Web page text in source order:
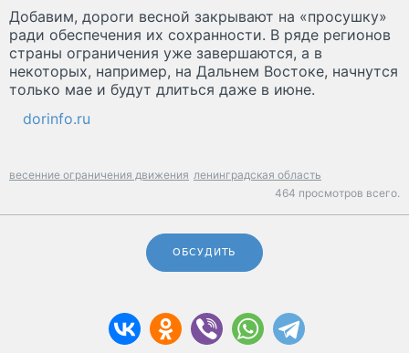
Добавим, дороги весной закрывают на «просушку»
ради обеспечения их сохранности. В ряде регионов
страны ограничения уже завершаются, а в
некоторых, например, на Дальнем Востоке, начнутся
только мае и будут длиться даже в июне.
dorinfo.ru
весенние ограничения движения ленинградская область
464 просмотров всего.
ОБСУДИТЬ